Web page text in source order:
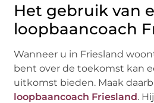
Het gebruik van
loopbaancoach
Wanneer u in Friesland
bent over de toekomst kan
uitkomst bieden. Maak
loopbaancoach Friesland.